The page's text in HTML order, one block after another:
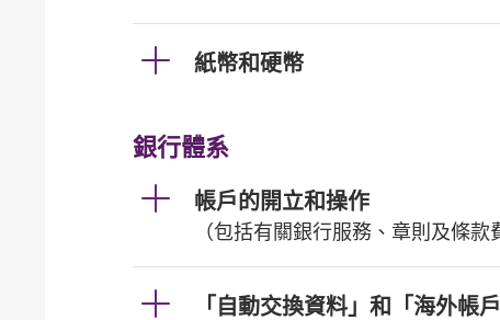
紙幣和硬幣
銀行體系
帳戶的開立和操作
（包括有關銀行服務、章則及條款
「自動交換資料」和「海外帳